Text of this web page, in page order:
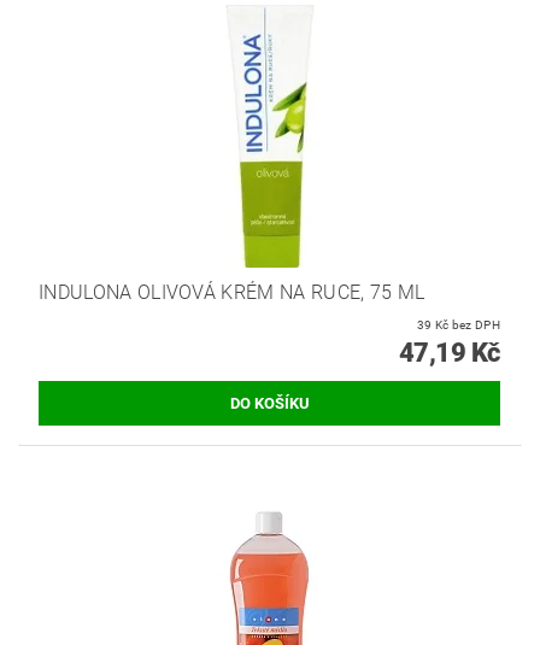
INDULONA OLIVOVÁ KRÉM NA RUCE, 75 ML
39 Kč bez DPH
47,19 Kč